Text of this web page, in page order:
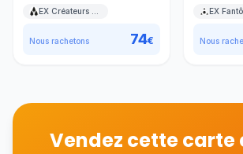
Nous rachetons 74€ Nous
Vendez cette carte